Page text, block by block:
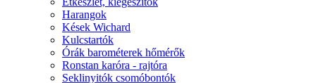
Harangok
Kések Wichard
Kulcstartók
Órák barométerek hőmérők
Ronstan karóra - rajtóra
Seklinyitók csomóbontók